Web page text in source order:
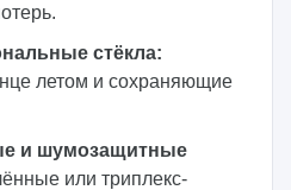
стёкла:
летом и сохраняющие
и шумозащитные
или триплекс-